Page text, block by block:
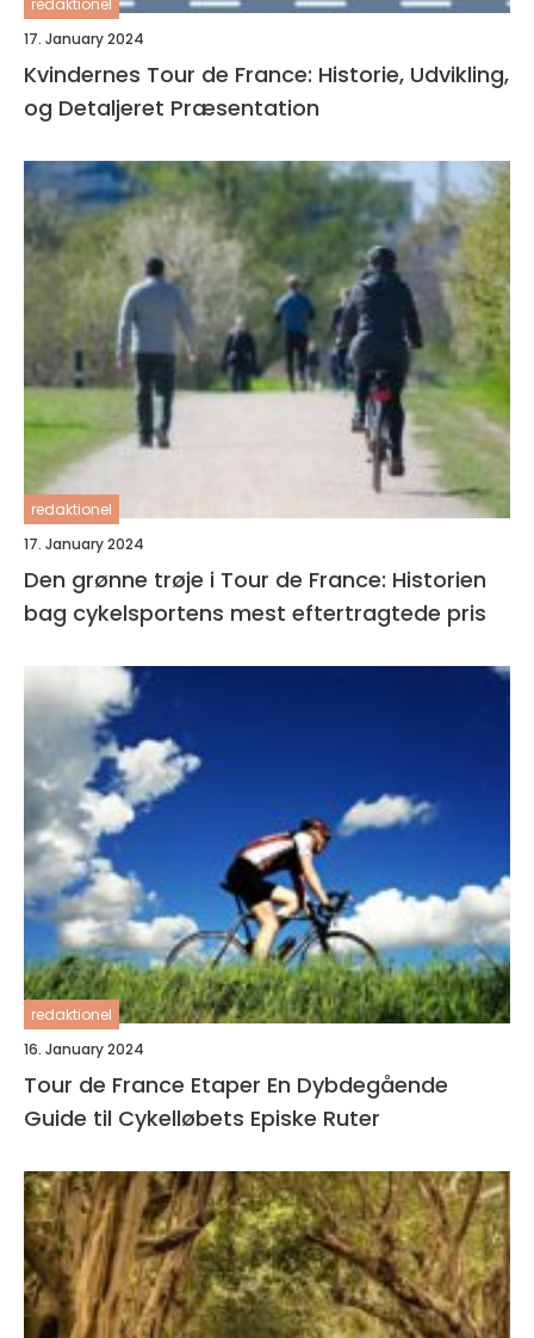
redaktionel
17. January 2024
Kvindernes Tour de France: Historie, Udvikling,
og Detaljeret Præsentation
redaktionel
17. January 2024
Den grønne trøje i Tour de France: Historien
bag cykelsportens mest eftertragtede pris
redaktionel
16. January 2024
Tour de France Etaper En Dybdegående
Guide til Cykelløbets Episke Ruter